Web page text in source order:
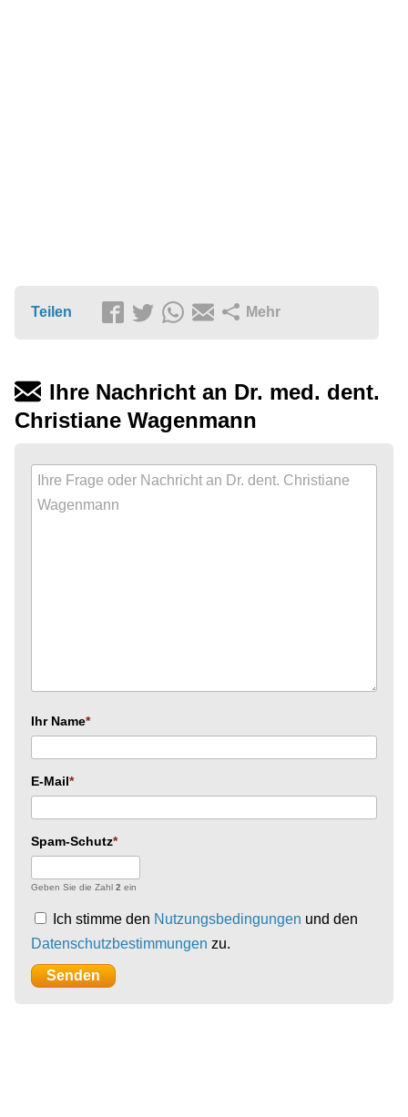
Teilen Mehr
Ihre Nachricht an Dr. med. dent.
Christiane Wagenmann
Ihr Name
E-Mail
Spam-Schutz
Geben Sie die Zahl 2 ein
Ich stimme den Nutzungsbedingungen und den
Datenschutzbestimmungen zu.